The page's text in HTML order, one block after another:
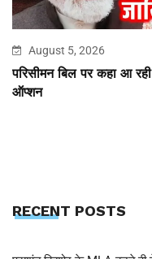
August 5, 2026
परिसीमन बिल पर कहा आ
ऑप्शन
RECENT POSTS